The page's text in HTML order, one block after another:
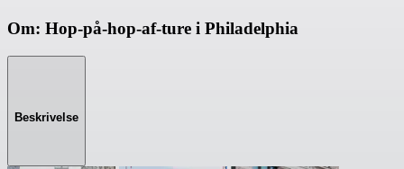
Om: Hop-på-hop-af-ture i Philadelphia
Beskrivelse